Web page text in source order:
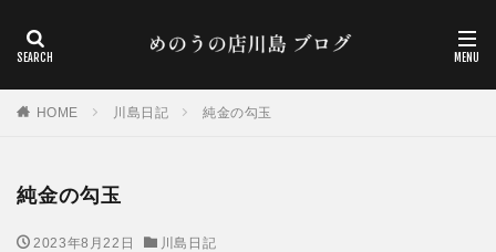
HOME 川島日記 純金の勾玉
純金の勾玉
2023年8月22日 川島日記